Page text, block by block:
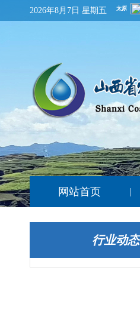
2026年8月7日 星期五
网站首页 |
行业动态